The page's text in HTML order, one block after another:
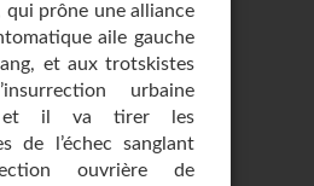
qui prône une alliance
aile gauche
et aux trotskistes
urbaine
et il va tirer les
de l’échec sanglant
ouvrière de